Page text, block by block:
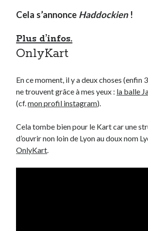
Cela s’annonce Haddockien!
Plus d’infos.
OnlyKart
En ce moment, il y a deux choses (enfin
ne trouvent grâce à mes yeux : la balle
(cf.mon profil instagram).
Cela tombe bien pour le Kart car une
d’ouvrir non loin de Lyon au doux nom
OnlyKart.